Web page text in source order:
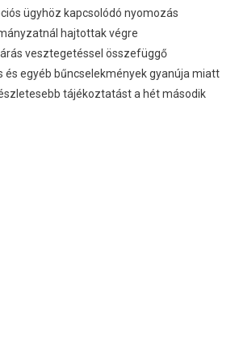
ügyhöz kapcsolódó nyomozás
hajtottak végre
vesztegetéssel összefüggő
és egyéb bűncselekmények gyanúja miatt
tájékoztatást a hét második